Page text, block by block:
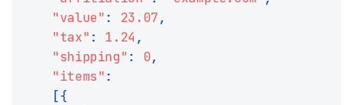
"value" : 23.07 ,
"tax" : 1.24 ,
"shipping" : 0,
"items" :
[{